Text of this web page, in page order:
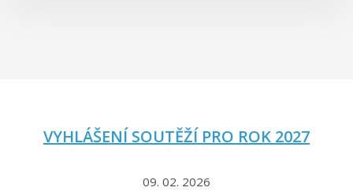
VYHLÁŠENÍ SOUTĚŽÍ PRO ROK 2027
09. 02. 2026